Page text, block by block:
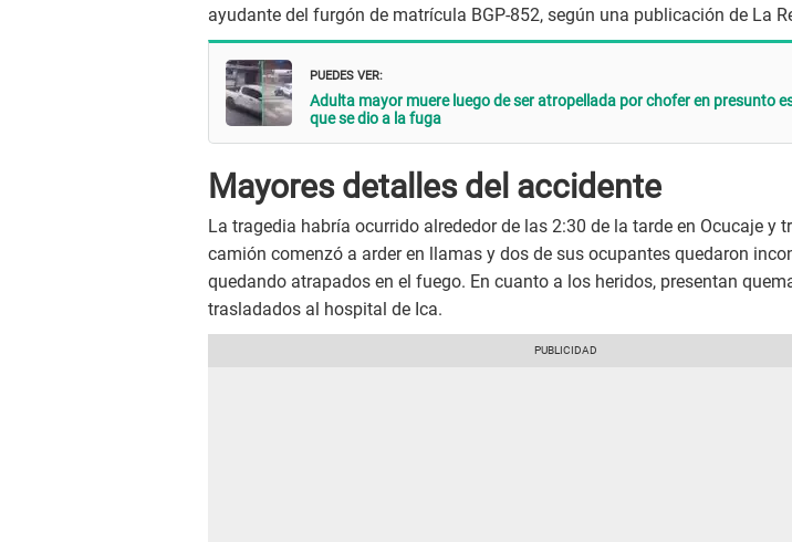
ayudante del furgón de matrícula BGP-852, según una publicación de La
PUEDES VER:
Adulta mayor muere luego de ser atropellada por chofer en presunto
que se dio a la fuga
Mayores detalles del accidente
La tragedia habría ocurrido alrededor de las 2:30 de la tarde en Ocucaje y
camión comenzó a arder en llamas y dos de sus ocupantes quedaron
quedando atrapados en el fuego. En cuanto a los heridos, presentan
trasladados al hospital de Ica.